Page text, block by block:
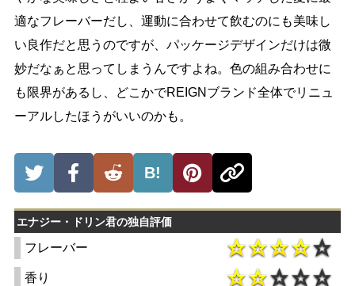
適なフレーバーだし、運動に合わせて飲むのにも美味し
い良作だと思うのですが、パッケージデザインだけは微
妙だなぁと思ってしまうんですよね。色の組み合わせに
も限界があるし、どこかでREIGNブランド全体でリニュ
ーアルしたほうがいいのかも。
B!
エナジー・ドリン君の独自評価
フレーバー
香り